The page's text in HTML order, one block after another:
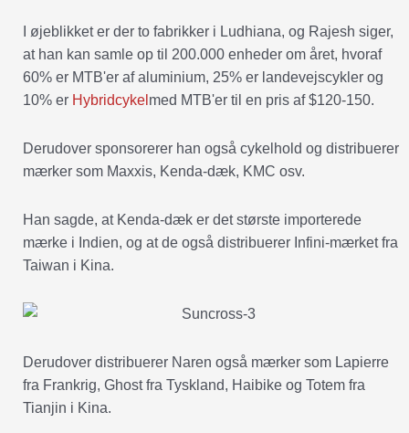
I øjeblikket er der to fabrikker i Ludhiana, og Rajesh siger,
at han kan samle op til 200.000 enheder om året, hvoraf
60% er MTB'er af aluminium, 25% er landevejscykler og
10% er Hybridcykel med MTB'er til en pris af $120-150.
Derudover sponsorerer han også cykelhold og distribuerer
mærker som Maxxis, Kenda-dæk, KMC osv.
Han sagde, at Kenda-dæk er det største importerede
mærke i Indien, og at de også distribuerer Infini-mærket fra
Taiwan i Kina.
Derudover distribuerer Naren også mærker som Lapierre
fra Frankrig, Ghost fra Tyskland, Haibike og Totem fra
Tianjin i Kina.